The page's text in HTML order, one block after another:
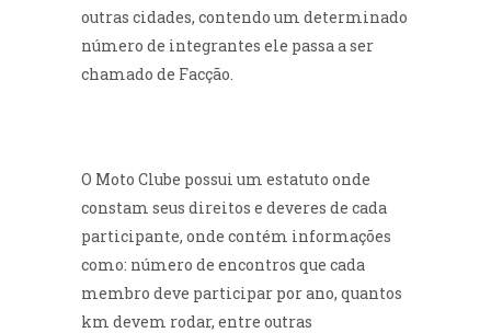
outras cidades, contendo um determinado
número de integrantes ele passa a ser
chamado de Facção.
O Moto Clube possui um estatuto onde
constam seus direitos e deveres de cada
participante, onde contém informações
como: número de encontros que cada
membro deve participar por ano, quantos
km devem rodar, entre outras
(48) 9999-1328